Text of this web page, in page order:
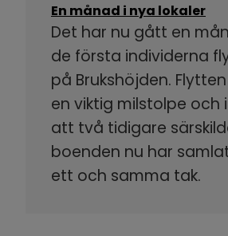
En månad i nya lokaler
Det har nu gått en
de första individerna
på Brukshöjden.
en viktig milstolpe och
att två tidigare
boenden nu har
ett och samma tak.